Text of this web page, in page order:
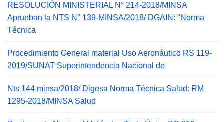
RESOLUCIÓN MINISTERIAL N° 214-2018/MINSA
Aprueban la NTS N° 139-MINSA/2018/ DGAIN: "Norma
Técnica
Procedimiento General material Uso Aeronáutico RS 119-
2019/SUNAT Superintendencia Nacional de
Nts 144 minsa/2018/ Digesa Norma Técnica Salud: RM
1295-2018/MINSA Salud